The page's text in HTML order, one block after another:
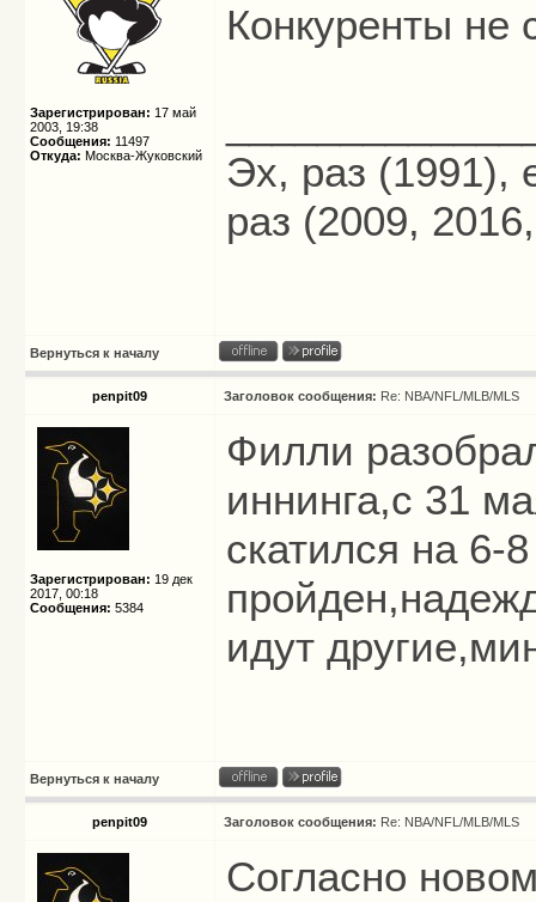
Зарегистрирован: 17 май
2003, 19:38
Сообщения: 11497
Откуда: Москва-Жуковский
Конкуренты не
Эх, раз (1991),
раз (2009,
Вернуться к началу
penpit09 Заголовок сообщения: Re: NBA/NFL/MLB/MLS
Зарегистрирован: 19 дек
2017, 00:18
Сообщения: 5384
Филли
иннинга,с 31
скатился на 6-
идут
Вернуться к началу
penpit09 Заголовок сообщения: Re: NBA/NFL/MLB/MLS
Согласно